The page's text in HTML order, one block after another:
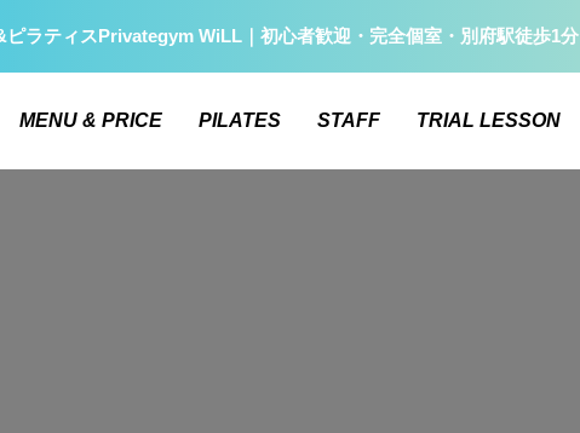
ラティスPrivategym WiLL｜初心者歓迎・完全個室・別府駅徒歩1分
MENU & PRICE PILATES STAFF TRIAL LESSON